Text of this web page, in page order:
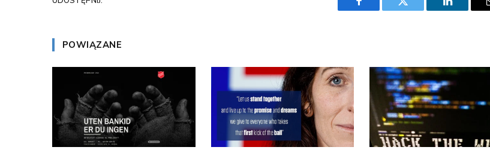
Facebook Twitter LinkedIn
POWIĄZANE